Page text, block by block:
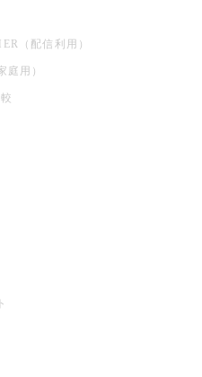
（配信利用）
庭用）